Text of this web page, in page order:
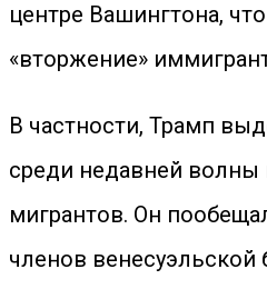
центре Вашингтона,
«вторжение»
В частности, Трамп
среди недавней волны
мигрантов. Он
членов венесуэльской